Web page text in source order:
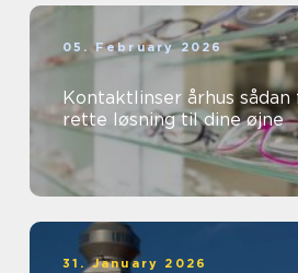
05. February 2026
Kontaktlinser århus sådan finder du den
rette løsning til dine øjne
31. January 2026